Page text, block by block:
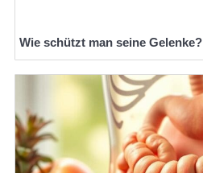
Wie schützt man seine Gelenke?